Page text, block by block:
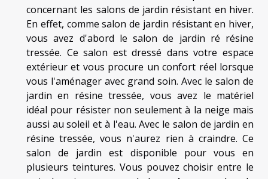
concernant les salons de jardin résistant en hiver.
En effet, comme salon de jardin résistant en hiver,
vous avez d'abord le salon de jardin ré résine
tressée. Ce salon est dressé dans votre espace
extérieur et vous procure un confort réel lorsque
vous l'aménager avec grand soin. Avec le salon de
jardin en résine tressée, vous avez le matériel
idéal pour résister non seulement à la neige mais
aussi au soleil et à l'eau. Avec le salon de jardin en
résine tressée, vous n'aurez rien à craindre. Ce
salon de jardin est disponible pour vous en
plusieurs teintures. Vous pouvez choisir entre le